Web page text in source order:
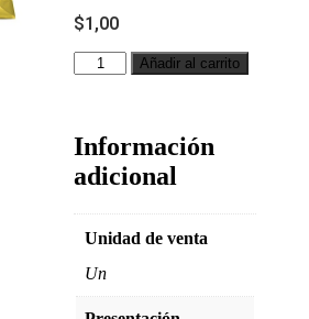
$1,00
Añadir al carrito
Información
adicional
Unidad de venta
Un